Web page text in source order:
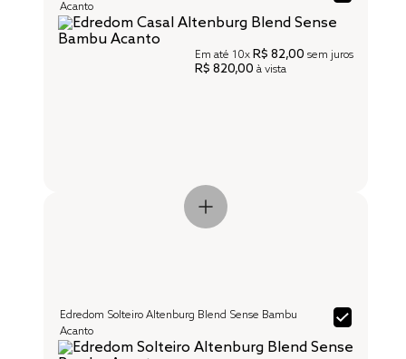
Acanto
Em até 10x R$ 82,00 sem juros
R$ 820,00 à vista
Edredom Solteiro Altenburg Blend Sense Bambu
Acanto